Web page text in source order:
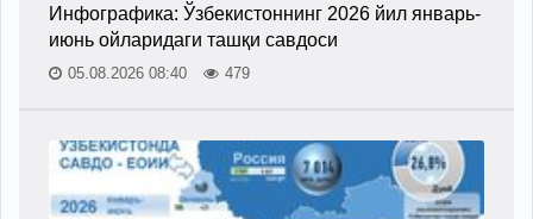
Инфографика: Ўзбекистоннинг 2026 йил январь-
июнь ойларидаги ташқи савдоси
05.08.2026 08:40 479